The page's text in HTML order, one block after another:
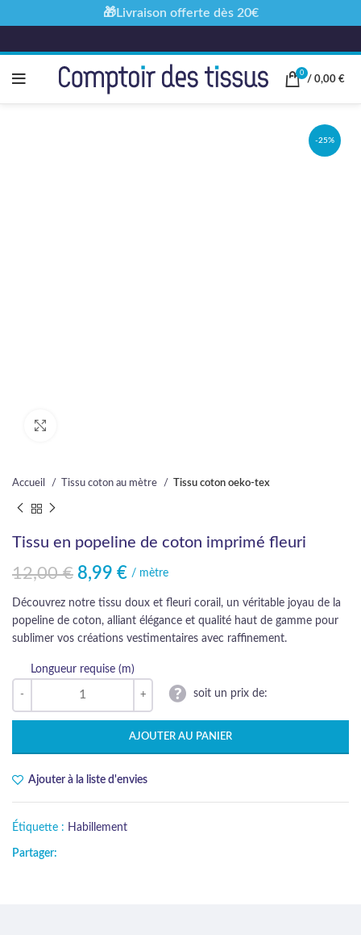
0
/ 0,00 €
-25%
Accueil Tissu coton au mètre Tissu coton oeko-tex
Tissu en popeline de coton imprimé fleuri
12,00€
Le prix initial était : 12,00 €.
8,99 €
Le prix actuel est : 8,99 €./ mètre
Découvrez notre tissu doux et fleuri corail, un véritable joyau de la
popeline de coton, alliant élégance et qualité haut de gamme pour
sublimer vos créations vestimentaires avec raffinement.
Longueur requise (m)
soit un prix de:
AJOUTER AU PANIER
Ajouter à la liste d'envies
Étiquette : Habillement
Partager:
🎁Livraison offerte dès 20€